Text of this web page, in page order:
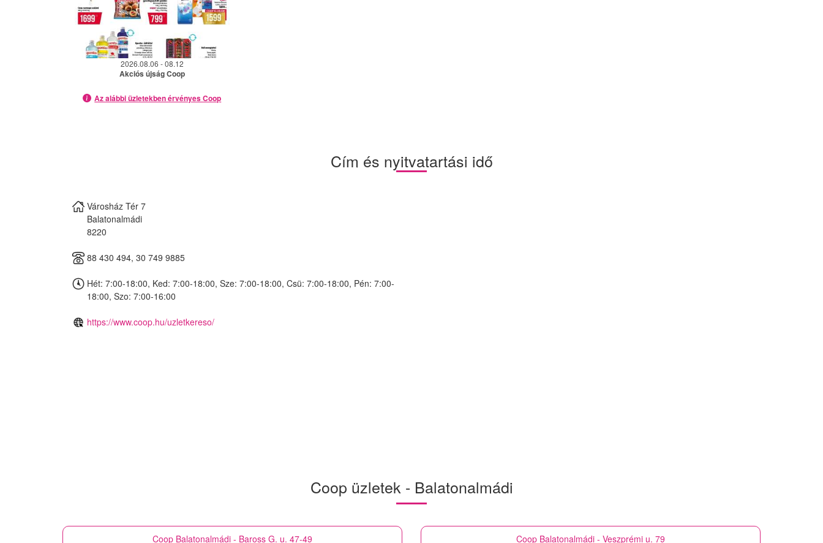
2026.08.06 - 08.12
Akciós újság Coop
Az alábbi üzletekben érvényes Coop
Cím és nyitvatartási idő
Városház Tér 7
Balatonalmádi
8220
88 430 494, 30 749 9885
Hét: 7:00-18:00, Ked: 7:00-18:00, Sze: 7:00-18:00, Csü: 7:00-18:00, Pén: 7:00-
18:00, Szo: 7:00-16:00
https://www.coop.hu/uzletkereso/
Coop üzletek - Balatonalmádi
Coop Balatonalmádi - Baross G. u. 47-49 Coop Balatonalmádi - Veszprémi u. 79